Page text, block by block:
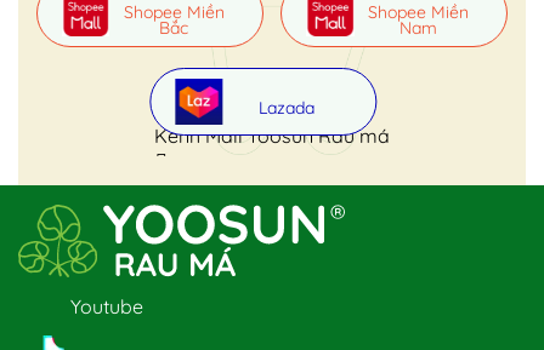
Kênh Mall Yoosun Rau má
Shopee Miền
Bắc
Shopee Miền
Nam
Lazada
Youtube